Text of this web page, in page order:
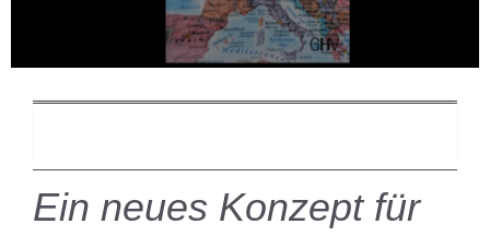
Ein neues Konzept für